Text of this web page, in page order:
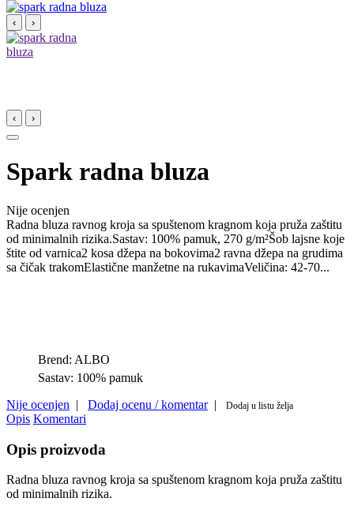
‹ ›
‹ ›
Spark radna bluza
Nije ocenjen
Radna bluza ravnog kroja sa spuštenom kragnom koja pruža zaštitu
od minimalnih rizika.Sastav: 100% pamuk, 270 g/m²Šob lajsne koje
štite od varnica2 kosa džepa na bokovima2 ravna džepa na grudima
sa čičak trakomElastične manžetne na rukavimaVeličina: 42-70...
Brend: ALBO
Sastav: 100% pamuk
Nije ocenjen | Dodaj ocenu / komentar| Dodaj u listu želja
Opis Komentari
Opis proizvoda
Radna bluza ravnog kroja sa spuštenom kragnom koja pruža zaštitu
od minimalnih rizika.